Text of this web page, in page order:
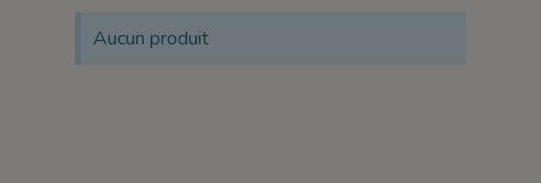
Aucun produit